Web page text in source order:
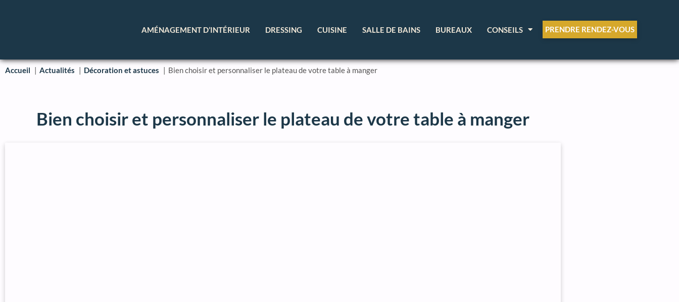
AMÉNAGEMENT D’INTÉRIEUR DRESSING CUISINE SALLE DE BAINS BUREAUX CONSEILS PRENDRE RENDEZ-VOUS
Accueil Actualités Décoration et astuces Bien choisir et personnaliser le plateau de votre table à manger
Bien choisir et personnaliser le plateau de votre table à manger